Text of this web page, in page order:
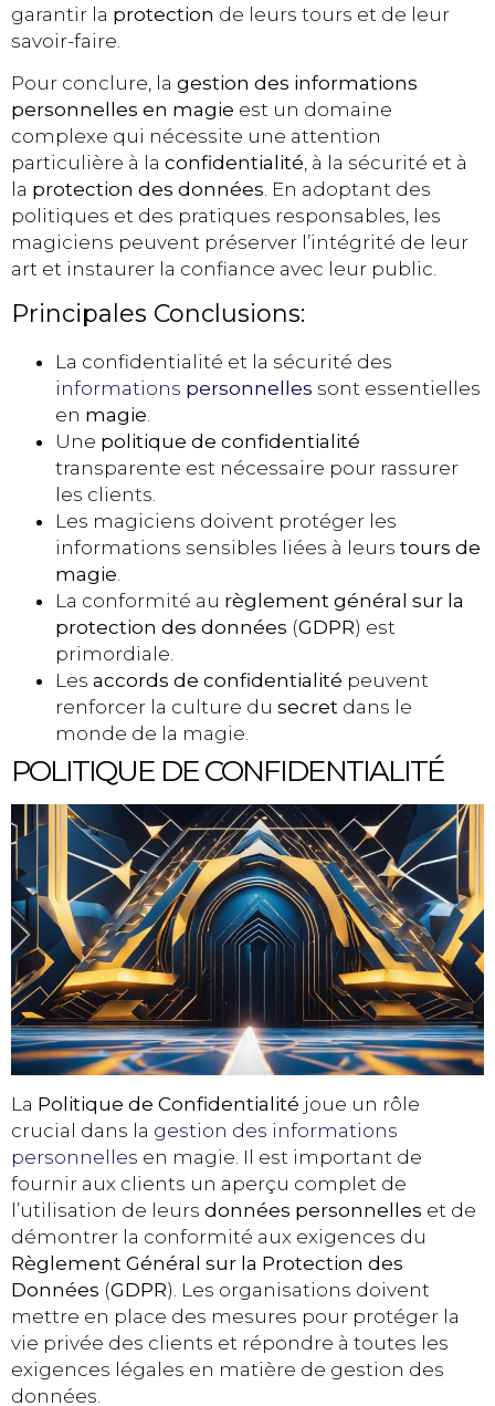
garantir la protection de leurs tours et de leur
savoir-faire.
Pour conclure, la gestion des informations
personnelles en magie est un domaine
complexe qui nécessite une attention
particulière à la confidentialité, à la sécurité et à
la protection des données. En adoptant des
politiques et des pratiques responsables, les
magiciens peuvent préserver l’intégrité de leur
art et instaurer la confiance avec leur public.
Principales Conclusions:
La confidentialité et la sécurité des
informations personnelles sont essentielles
en magie.
Une politique de confidentialité
transparente est nécessaire pour rassurer
les clients.
Les magiciens doivent protéger les
informations sensibles liées à leurs tours de
magie.
La conformité au règlement général sur la
protection des données (GDPR) est
primordiale.
Les accords de confidentialité peuvent
renforcer la culture du secret dans le
monde de la magie.
POLITIQUE DE CONFIDENTIALITÉ
La Politique de Confidentialité joue un rôle
crucial dans la gestion des informations
personnelles en magie. Il est important de
fournir aux clients un aperçu complet de
l’utilisation de leurs données personnelles et de
démontrer la conformité aux exigences du
Règlement Général sur la Protection des
Données (GDPR). Les organisations doivent
mettre en place des mesures pour protéger la
vie privée des clients et répondre à toutes les
exigences légales en matière de gestion des
données.